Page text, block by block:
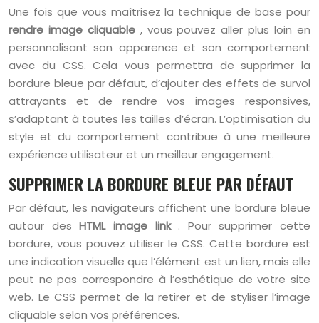
Une fois que vous maîtrisez la technique de base pour
rendre image cliquable , vous pouvez aller plus loin en
personnalisant son apparence et son comportement
avec du CSS. Cela vous permettra de supprimer la
bordure bleue par défaut, d’ajouter des effets de survol
attrayants et de rendre vos images responsives,
s’adaptant à toutes les tailles d’écran. L’optimisation du
style et du comportement contribue à une meilleure
expérience utilisateur et un meilleur engagement.
SUPPRIMER LA BORDURE BLEUE PAR DÉFAUT
Par défaut, les navigateurs affichent une bordure bleue
autour desHTML image link . Pour supprimer cette
bordure, vous pouvez utiliser le CSS. Cette bordure est
une indication visuelle que l’élément est un lien, mais elle
peut ne pas correspondre à l’esthétique de votre site
web. Le CSS permet de la retirer et de styliser l’image
cliquable selon vos préférences.